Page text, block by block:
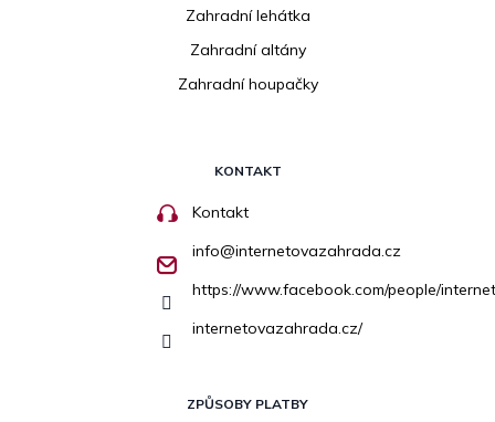
Zahradní lehátka
Zahradní altány
Zahradní houpačky
KONTAKT
Kontakt
info@internetovazahrada.cz
https://www.facebook.com/people/
internetovazahrada.cz/
ZPŮSOBY PLATBY